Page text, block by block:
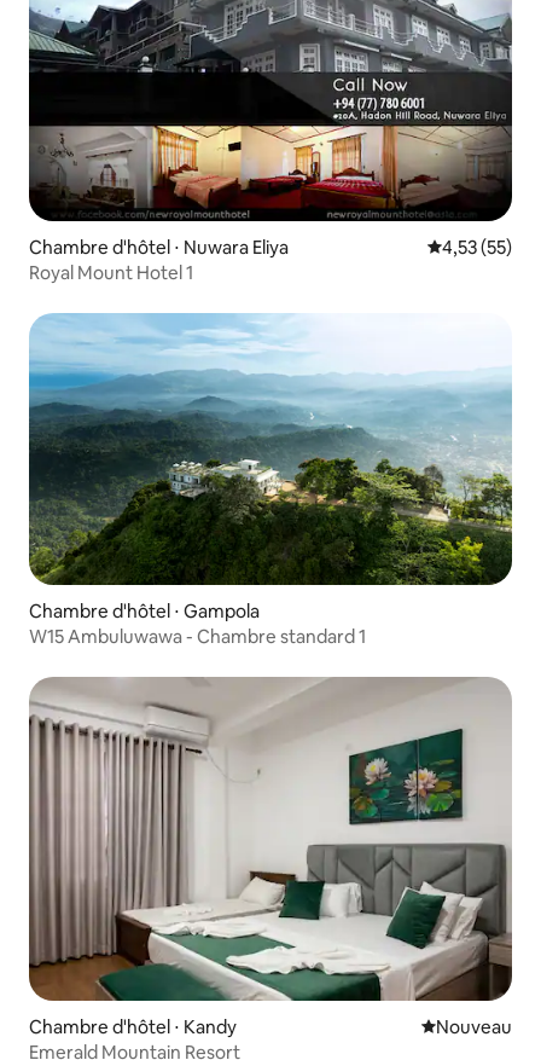
Chambre d'hôtel ⋅ Nuwara Eliya Évaluation
4,53 (55)
Royal Mount Hotel 1
Chambre d'hôtel ⋅ Gampola
W15 Ambuluwawa - Chambre standard 1
Chambre d'hôtel ⋅ Kandy Nouvel
Nouveau
Emerald Mountain Resort